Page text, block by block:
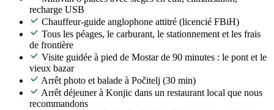
recharge USB
Chauffeur-guide anglophone attitré (licencié FBiH)
Tous les péages, le carburant, le stationnement et les frais
de frontière
Visite guidée à pied de Mostar de 90 minutes : le pont et le
vieux bazar
Arrêt photo et balade à Počitelj (30 min)
Arrêt déjeuner à Konjic dans un restaurant local que nous
recommandons